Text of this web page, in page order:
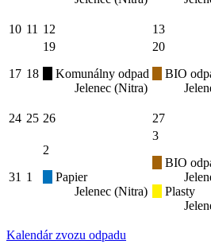
10 11 12 13
17 18
19
Komunálny odpad
Jelenec (Nitra)
20
BIO
24 25 26 27
31 1
2
Papier
Jelenec (Nitra)
3
BIO
Plasty
Kalendár zvozu odpadu